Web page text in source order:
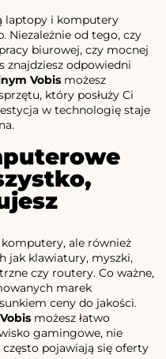
laptopy i komputery
Niezależnie od tego, czy
biurowej, czy mocnej
znajdziesz odpowiedni
Vobis możesz
który posłuży Ci
w technologię staje
ale również
jak klawiatury, myszki,
czy routery. Co ważne,
marek
ceny do jakości.
możesz łatwo
gamingowe, nie
pojawiają się oferty